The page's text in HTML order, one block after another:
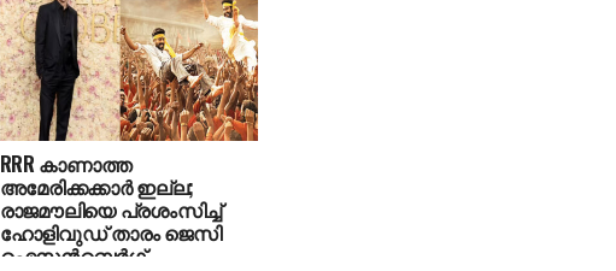
RRR കാണാത്ത
അമേരിക്കക്കാര്‍ ഇല്ല;
രാജമൗലിയെ പ്രശംസിച്ച്
ഹോളിവുഡ് താരം ജെസി
ഐസന്‍ബെര്‍ഗ്